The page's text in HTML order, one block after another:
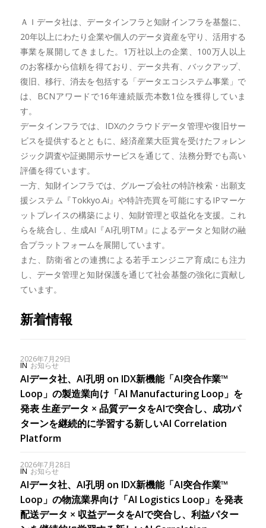
ＡＩデータ社は、データインフラと知財インフラを基盤に、
20年以上にわたり企業や個人のデータ資産を守り、活用する
事業を展開してきました。1万社以上の企業、100万人以上
のお客様から信頼を得ており、データ共有、バックアップ、
復旧、移行、消去を包括する「データエコシステム事業」で
は、BCNアワードで16年連続販売本数1位を獲得していま
す。
データインフラでは、IDXのクラウドデータ管理や復旧サー
ビスを提供するとともに、経済産業大臣賞を受けたフォレン
ジック調査や証拠開示サービスを通じて、法務分野でも高い
評価を得ています。
一方、知財インフラでは、グループ会社の特許検索・出願支
援システム『Tokkyo.Ai』や特許売買を可能にするIPマーケ
ットプレイスの構築により、知財管理と収益化を支援。これ
らを統合し、生成AI『AI孔明TM』によるデータと知財の融
合プラットフォームを展開しています。
また、防衛省との連携による若手エンジニア育成にも注力
し、データ管理と知財保護を通じて社会基盤の強化に貢献し
ています。
新着情報
2026年7月29日
IN お知らせ
AIデータ社、AI孔明 on IDX新機能「AI突合作業™
Loop」の製造業向け「AI Manufacturing Loop」を
発表 生産データ × 品質データをAIで突合し、成功パ
ターンを継続的に学習する新しいAI Correlation
Platform
2026年7月28日
IN お知らせ
AIデータ社、AI孔明 on IDX新機能「AI突合作業™
Loop」の物流業界向け「AI Logistics Loop」を発表
配送データ × 収益データをAIで突合し、利益パター